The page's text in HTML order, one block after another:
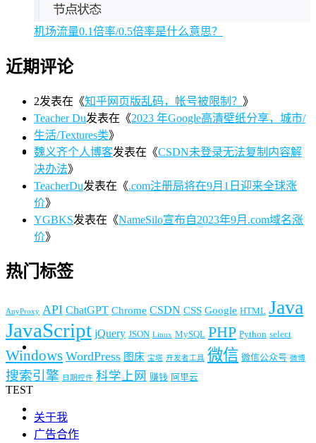
机场流量0.1倍率/0.5倍率是什么意思？
近期评论
2发表在《知乎网页版乱码，帐号被限制？ 》
Teacher Du发表在《2023 年Google高清壁纸分享，城市/
生活/Textures类》
魏义齐个人博客发表在《CSDN未登录无法复制内容解
决办法》
TeacherDu发表在《.com注册局将在9月1日迎来全球涨
价》
YGBKS发表在《NameSilo宣布自2023年9月.com域名涨
价》
热门标签
AnyProxy API ChatGPT Chrome CSDN CSS Google HTML Java
JavaScript jQuery JSON Linux MySQL PHP Python select
Windows WordPress 图床 宝塔 开发者工具 微信 微信公众号 微博
搜索引擎 日期控件 科学上网 赚钱 阿里云
TEST
关于我
广告合作